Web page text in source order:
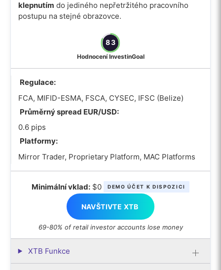
klepnutím do jediného nepřetržitého pracovního
postupu na stejné obrazovce.
83
Hodnocení InvestinGoal
Regulace:
FCA, MIFID-ESMA, FSCA, CYSEC, IFSC (Belize)
Průměrný spread EUR/USD:
0.6 pips
Platformy:
Mirror Trader, Proprietary Platform, MAC Platforms
Minimální vklad: $0 DEMO ÚČET K DISPOZICI
NAVŠTIVTE XTB
69-80% of retail investor accounts lose money
XTB Funkce